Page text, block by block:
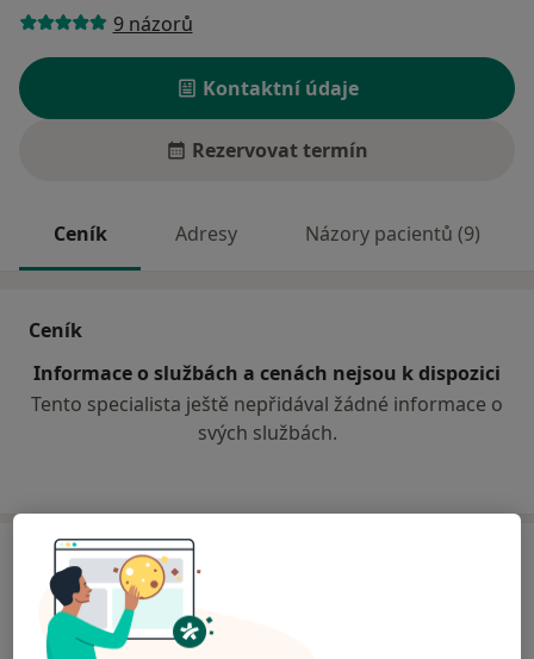
9 názorů
Kontaktní údaje
Rezervovat termín
Ceník Adresy Názory pacientů (9)
Ceník
Informace o službách a cenách nejsou k dispozici
Tento specialista ještě nepřidával žádné informace o
svých službách.
Adresa
Sam. ordinace PL pro děti a dorost
Záhumenská 445,